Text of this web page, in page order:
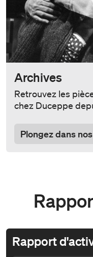
Archives
Retrouvez les
chez Duceppe
Plongez dans
Rapport